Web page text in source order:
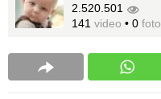
2.520.501
141 video • 0 foto